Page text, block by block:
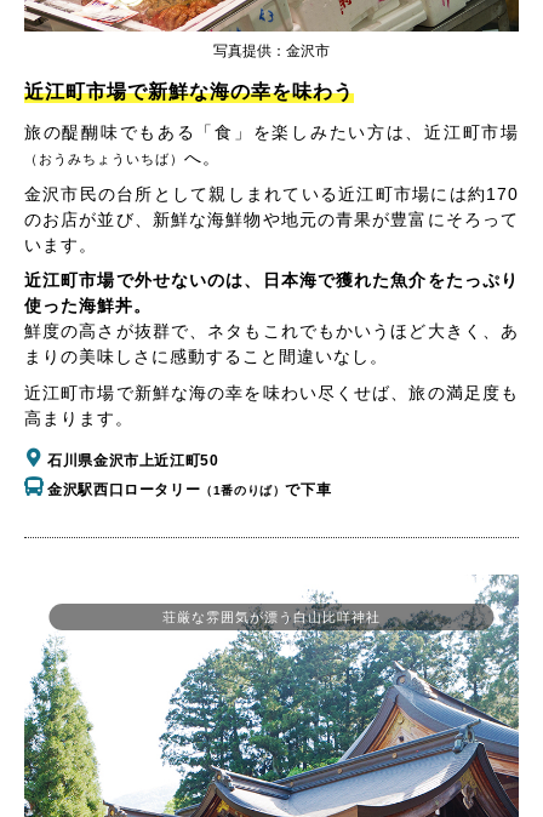
写真提供：金沢市
近江町市場で新鮮な海の幸を味わう
旅の醍醐味でもある「食」を楽しみたい方は、近江町市場
（おうみちょういちば） へ。
金沢市民の台所として親しまれている近江町市場には約170
のお店が並び、新鮮な海鮮物や地元の青果が豊富にそろって
います。
近江町市場で外せないのは、日本海で獲れた魚介をたっぷり
使った海鮮丼。
鮮度の高さが抜群で、ネタもこれでもかいうほど大きく、あ
まりの美味しさに感動すること間違いなし。
近江町市場で新鮮な海の幸を味わい尽くせば、旅の満足度も
高まります。
石川県金沢市上近江町50
金沢駅西口ロータリー （1番のりば）で下車
荘厳な雰囲気が漂う白山比咩神社